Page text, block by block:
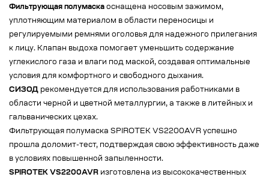
Фильтрующая полумаска оснащена носовым зажимом,
уплотняющим материалом в области переносицы и
регулируемыми ремнями оголовья для надежного прилегания
к лицу. Клапан выдоха помогает уменьшить содержание
углекислого газа и влаги под маской, создавая оптимальные
условия для комфортного и свободного дыхания.
СИЗОД рекомендуется для использования работниками в
области черной и цветной металлургии, а также в литейных и
гальванических цехах.
Фильтрующая полумаска SPIROTEK VS2200AVR успешно
прошла доломит-тест, подтверждая свою эффективность даже
в условиях повышенной запыленности.
SPIROTEK VS2200AVR изготовлена из высококачественных